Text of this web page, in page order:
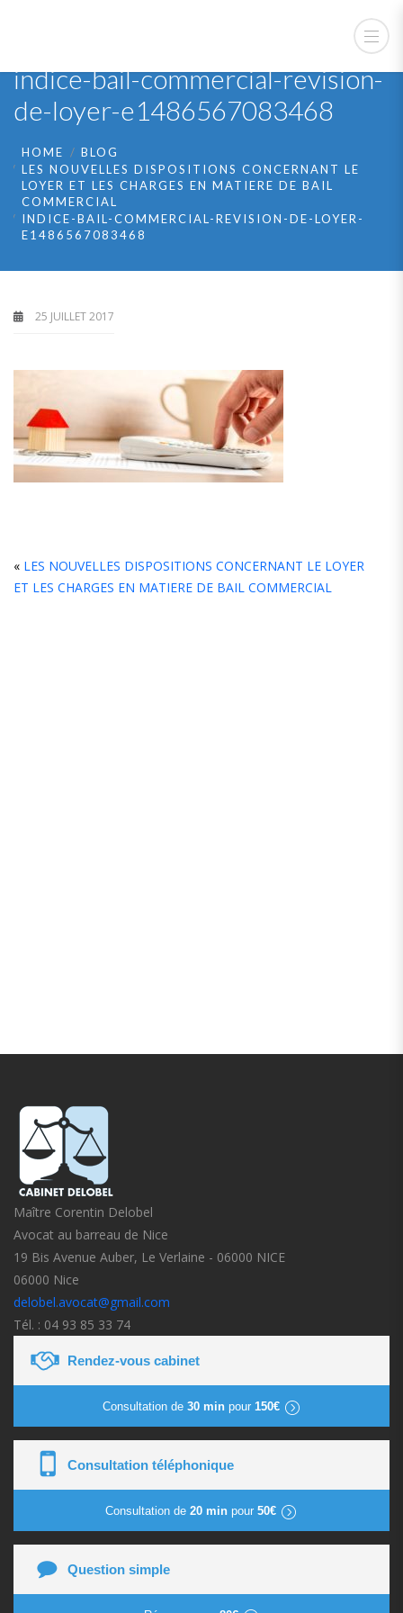
indice-bail-commercial-revision-
de-loyer-e1486567083468
HOME
BLOG
LES NOUVELLES DISPOSITIONS CONCERNANT LE
LOYER ET LES CHARGES EN MATIERE DE BAIL
COMMERCIAL
INDICE-BAIL-COMMERCIAL-REVISION-DE-LOYER-
E1486567083468
25 JUILLET 2017
« LES NOUVELLES DISPOSITIONS CONCERNANT LE LOYER
ET LES CHARGES EN MATIERE DE BAIL COMMERCIAL
Maître Corentin Delobel
Avocat au barreau de Nice
19 Bis Avenue Auber, Le Verlaine - 06000 NICE
06000 Nice
delobel.avocat@gmail.com
Tél. : 04 93 85 33 74
Rendez-vous cabinet
Consultation de 30 minpour 150€
Consultation téléphonique
Consultation de 20 min pour 50€
Question simple